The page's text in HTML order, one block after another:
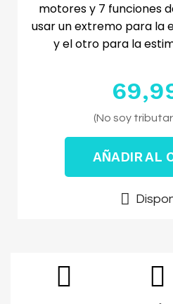
motores y 7 funciones
usar un extremo para la
y el otro para la
Impuestos
(No soy
AÑADIR AL